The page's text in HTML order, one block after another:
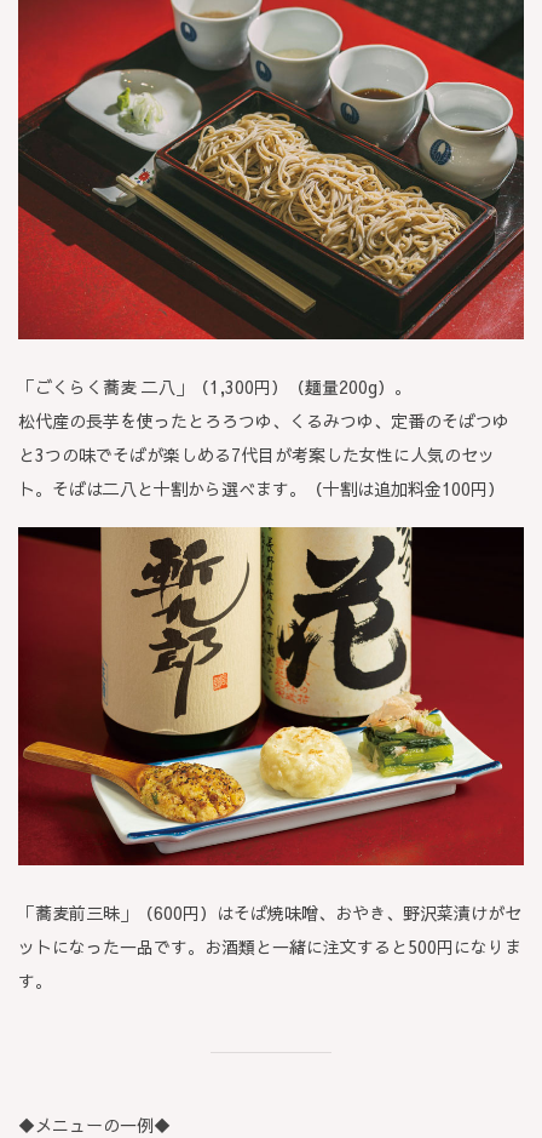
「ごくらく蕎麦 二八」（1,300円）（麺量200g）。
松代産の長芋を使ったとろろつゆ、くるみつゆ、定番のそばつゆ
と3つの味でそばが楽しめる7代目が考案した女性に人気のセッ
ト。そばは二八と十割から選べます。（十割は追加料金100円）
「蕎麦前三昧」（600円）はそば焼味噌、おやき、野沢菜漬けがセ
ットになった一品です。お酒類と一緒に注文すると500円になりま
す。
◆メニューの一例◆